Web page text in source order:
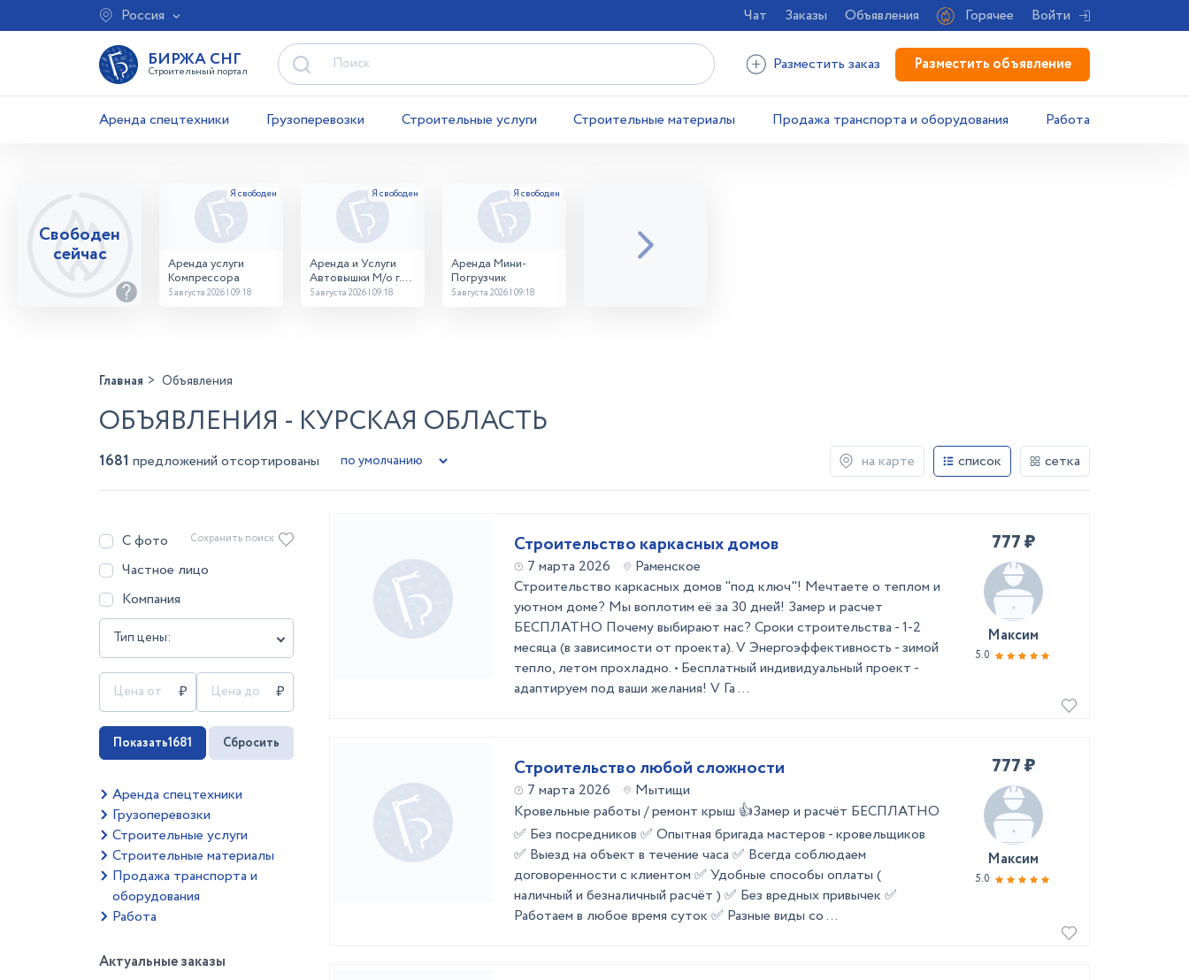
Россия Чат Заказы Объявления Горячее Войти
БИРЖА СНГ
Строительный портал Разместить заказ Разместить объявление
Аренда спецтехники Грузоперевозки Строительные услуги Строительные материалы Продажа транспорта и оборудования Работа
Свободен
сейчас
Аренда услуги
Компрессора
5 августа 2026 | 09:18
Аренда и Услуги
Автовышки М/о г.
Домодедово
5 августа 2026 | 09:18
Аренда Мини-
Погрузчик
5 августа 2026 | 09:18
Главная Объявления
ОБЪЯВЛЕНИЯ - КУРСКАЯ ОБЛАСТЬ
1681 предложений отсортированы на карте список сетка
С фото
Частное лицо
Компания
Тип цены:
Сохранить поиск
Показать1681 Сбросить
Аренда спецтехники
Грузоперевозки
Строительные услуги
Строительные материалы
Продажа транспорта и
оборудования
Работа
Актуальные заказы
Строительство каркасных домов
7 марта 2026
Раменское
Строительство каркасных домов "под ключ"! Мечтаете о теплом и
уютном доме? Мы воплотим её за 30 дней! Замер и расчет
БЕСПЛАТНО Почему выбирают нас? Сроки строительства - 1-2
месяца (в зависимости от проекта). V Энергоэффективность - зимой
тепло, летом прохладно. • Бесплатный индивидуальный проект -
адаптируем под ваши желания! V Га ...
777 ₽
Максим
5.0
Строительство любой сложности
7 марта 2026
Мытищи
Кровельные работы / ремонт крыш 👍Замер и расчёт БЕСПЛАТНО
✅ Без посредников ✅ Опытная бригада мастеров - кровельщиков
✅ Выезд на объект в течение часа ✅ Всегда соблюдаем
договоренности с клиентом ✅ Удобные способы оплаты (
наличный и безналичный расчёт ) ✅ Без вредных привычек ✅
Работаем в любое время суток ✅ Разные виды со ...
777 ₽
Максим
5.0